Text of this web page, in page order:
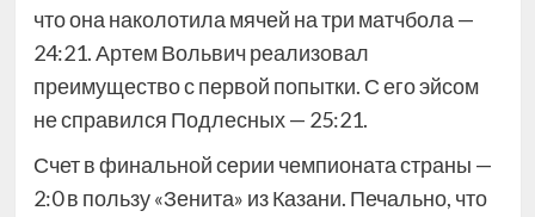
что она наколотила мячей на три матчбола —
24:21. Артем Вольвич реализовал
преимущество с первой попытки. С его эйсом
не справился Подлесных — 25:21.
Счет в финальной серии чемпионата страны —
2:0 в пользу «Зенита» из Казани. Печально, что